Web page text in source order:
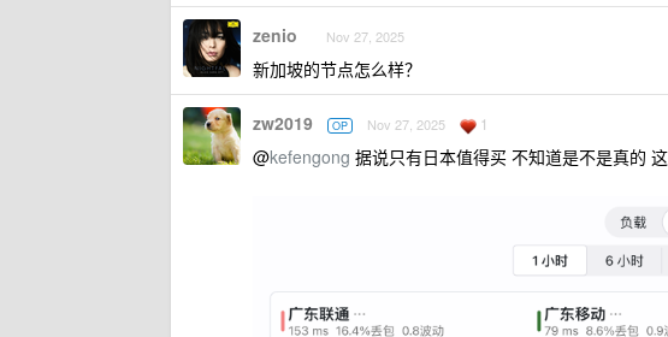
zenio Nov 27, 2025
新加坡的节点怎么样？
zw2019 OP Nov 27, 2025 1
@kefengong 据说只有日本值得买 不知道是不是真的